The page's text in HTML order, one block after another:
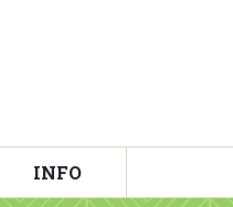
INFO